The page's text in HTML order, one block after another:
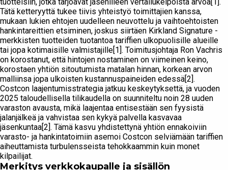
Tätä ketteryyttä tukee tiivis yhteistyö toimittajien kanssa,
mukaan lukien ehtojen uudelleen neuvottelu ja vaihtoehtoisten
hankintareittien etsiminen, joskus siirtäen Kirkland Signature -
merkkisten tuotteiden tuotantoa tariffien ulkopuolisille alueille
tai jopa kotimaisille valmistajille[1]. Toimitusjohtaja Ron Vachris
on korostanut, että hintojen nostaminen on viimeinen keino,
korostaen yhtiön sitoutumista matalan hinnan, korkean arvon
malliinsa jopa ulkoisten kustannuspaineiden edessä[2].
Costcon laajentumisstrategia jatkuu keskeytyksettä, ja vuoden
2025 taloudellisella tilikaudella on suunniteltu noin 28 uuden
varaston avausta, mikä laajentaa entisestään sen fyysistä
jalanjälkeä ja vahvistaa sen kykyä palvella kasvavaa
jäsenkuntaa[2]. Tämä kasvu yhdistettynä yhtiön ennakoiviin
varasto- ja hankintatoimiin asemoi Costcon selviämään tariffien
aiheuttamista turbulensseista tehokkaammin kuin monet
kilpailijat.
Merkitys verkkokaupalle ja sisällön